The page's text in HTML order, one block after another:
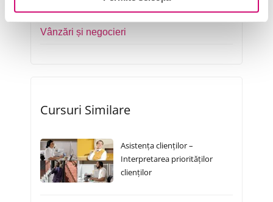
Vânzări și negocieri
Cursuri Similare
Asistența clienților –
Interpretarea priorităților
clienților